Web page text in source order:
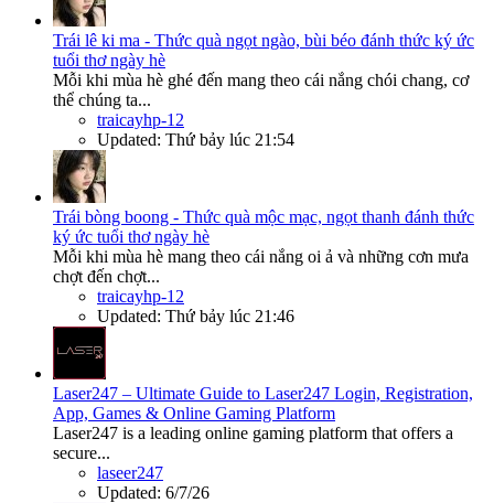
Trái lê ki ma - Thức quà ngọt ngào, bùi béo đánh thức ký ức
tuổi thơ ngày hè
Mỗi khi mùa hè ghé đến mang theo cái nắng chói chang, cơ
thể chúng ta...
traicayhp-12
Updated: Thứ bảy lúc 21:54
Trái bòng boong - Thức quà mộc mạc, ngọt thanh đánh thức
ký ức tuổi thơ ngày hè
Mỗi khi mùa hè mang theo cái nắng oi ả và những cơn mưa
chợt đến chợt...
traicayhp-12
Updated: Thứ bảy lúc 21:46
Laser247 – Ultimate Guide to Laser247 Login, Registration,
App, Games & Online Gaming Platform
Laser247 is a leading online gaming platform that offers a
secure...
laseer247
Updated: 6/7/26